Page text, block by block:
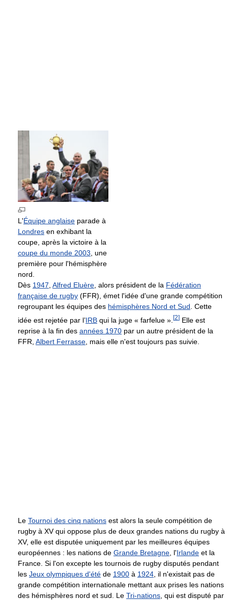
L'Équipe anglaise parade à
Londres en exhibant la
coupe, après la victoire à la
coupe du monde 2003 , une
première pour l'hémisphère
nord.
Dès 1947 Alfred Eluère , alors président de la Fédération
française de rugby (FFR), émet l'idée d'une grande compétition
regroupant les équipes des hémisphères Nord et Sud . Cette
idée est rejetée par l’IRB qui la juge « farfelue ». [2] Elle est
reprise à la fin des années 1970 par un autre président de la
FFR, Albert Ferrasse , mais elle n'est toujours pas suivie.
Le Tournoi des cinq nations est alors la seule compétition de
rugby à XV qui oppose plus de deux grandes nations du rugby à
XV, elle est disputée uniquement par les meilleures équipes
européennes : les nations de Grande Bretagne , l'Irlande et la
France. Si l'on excepte les tournois de rugby disputés pendant
les Jeux olympiques d'été de 1900 à 1924 , il n'existait pas de
grande compétition internationale mettant aux prises les nations
des hémisphères nord et sud. Le Tri-nations , qui est disputé par